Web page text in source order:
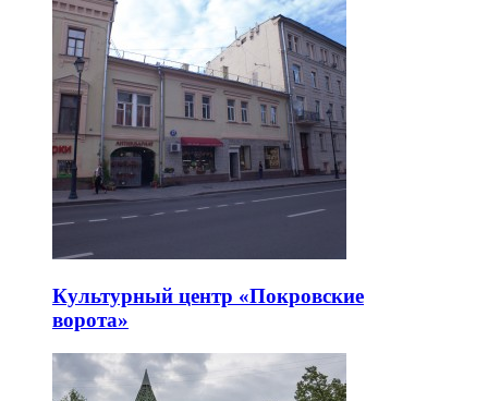
Культурный центр «Покровские
ворота»